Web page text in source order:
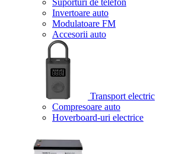
Suporturi de telefon
Invertoare auto
Modulatoare FM
Accesorii auto
Transport electric
Compresoare auto
Hoverboard-uri electrice